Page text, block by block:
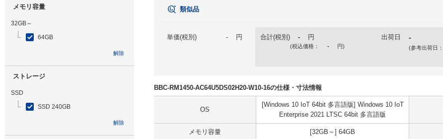
メモリ容量
32GB～
64GB
解除
ストレージ
SSD
SSD 240GB
解除
類似品
単価(税別) - 円 合計(税別) - 円
(税込価格： - 円)
出荷日 -
(参考出荷日：
BBC-RM1450-AC64U5DS02H20-W10-16の仕様・寸法情報
OS
[Windows 10 IoT 64bit 多言語版] Windows 10 IoT
Enterprise 2021 LTSC 64bit 多言語版
メモリ容量 [32GB～] 64GB